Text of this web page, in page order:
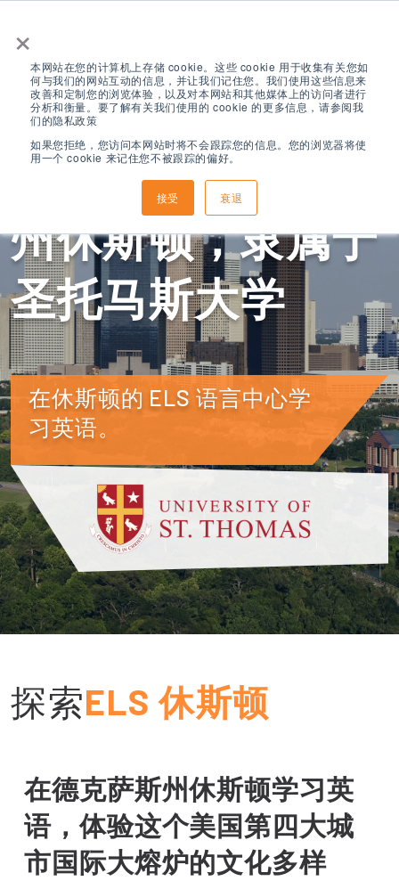
×
本网站在您的计算机上存储 cookie。这些 cookie 用于收集有关您如
何与我们的网站互动的信息，并让我们记住您。我们使用这些信息来
改善和定制您的浏览体验，以及对本网站和其他媒体上的访问者进行
分析和衡量。要了解有关我们使用的 cookie 的更多信息，请参阅我
们的隐私政策
如果您拒绝，您访问本网站时将不会跟踪您的信息。您的浏览器将使
用一个 cookie 来记住您不被跟踪的偏好。
接受 衰退
ELS 位于德克萨斯
州休斯顿，隶属于
圣托马斯大学
在休斯顿的 ELS 语言中心学
习英语。
探索ELS 休斯顿
在德克萨斯州休斯顿学习英
语，体验这个美国第四大城
市国际大熔炉的文化多样